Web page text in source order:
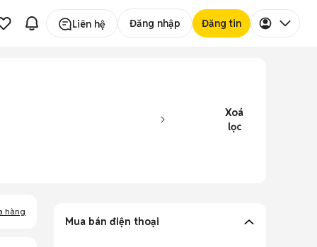
Liên hệ Đăng nhập Đăng tin
Xoá
lọc
hàng
Mua bán điện thoại